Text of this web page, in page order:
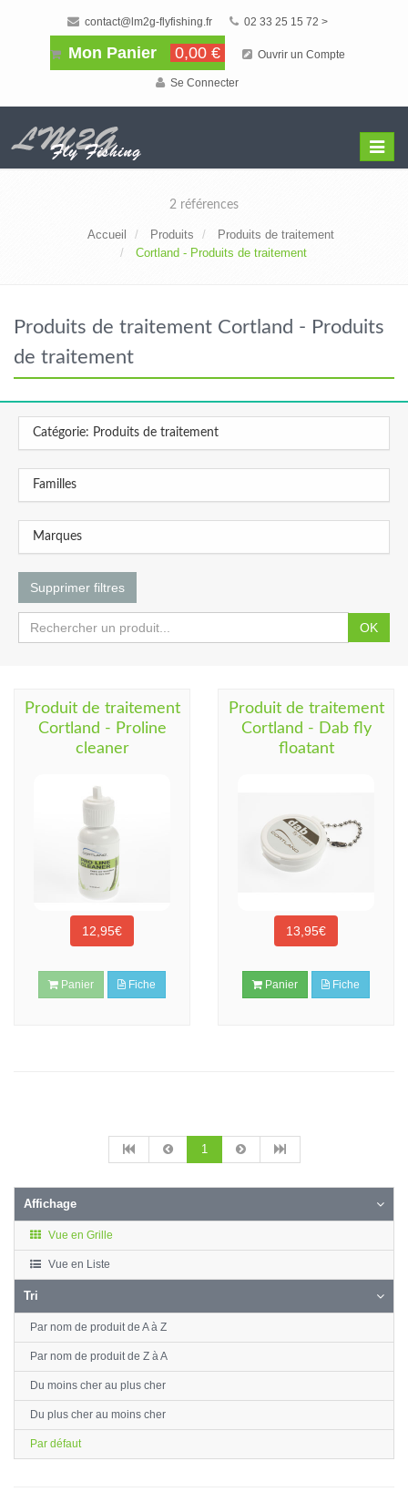
contact@lm2g-flyfishing.fr 02 33 25 15 72 >
Mon Panier 0,00 € Ouvrir un Compte
Se Connecter
Menu
2 références
Accueil Produits
Produits de traitement
Cortland - Produits de traitement
Produits de traitement Cortland - Produits
de traitement
Catégorie: Produits de traitement
Familles
Marques
Supprimer filtres
OK
Produit de traitement
Cortland - Proline
cleaner
12,95€
Panier Fiche
Produit de traitement
Cortland - Dab fly
floatant
13,95€
Panier Fiche
1
Affichage
Vue en Grille
Vue en Liste
Tri
Par nom de produit de A à Z
Par nom de produit de Z à A
Du moins cher au plus cher
Du plus cher au moins cher
Par défaut